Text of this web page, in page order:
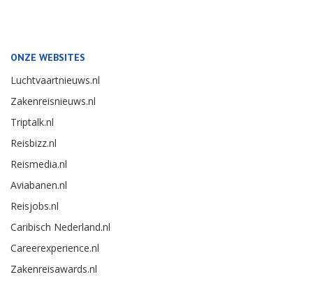
ONZE WEBSITES
Luchtvaartnieuws.nl
Zakenreisnieuws.nl
Triptalk.nl
Reisbizz.nl
Reismedia.nl
Aviabanen.nl
Reisjobs.nl
Caribisch Nederland.nl
Careerexperience.nl
Zakenreisawards.nl